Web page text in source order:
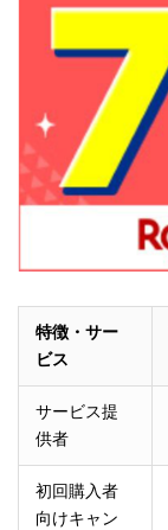
特徴・サー
ビス
サービス提
供者
初回購入者
向けキャン